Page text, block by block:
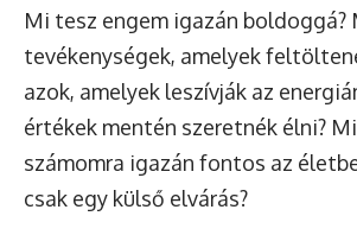
Mi tesz engem igazán boldoggá?
tevékenységek, amelyek
azok, amelyek leszívják az
értékek mentén szeretnék élni?
számomra igazán fontos az
csak egy külső elvárás?